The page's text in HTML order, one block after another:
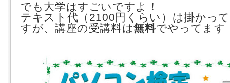
でも大学はすごいですよ！
テキスト代（2100円くらい）は掛かっ
すが、講座の受講料は無料でやってます